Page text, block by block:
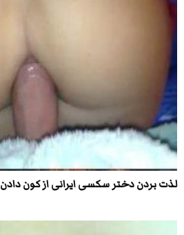
لذت بردن دختر سکسی ایرانی از کون دادن